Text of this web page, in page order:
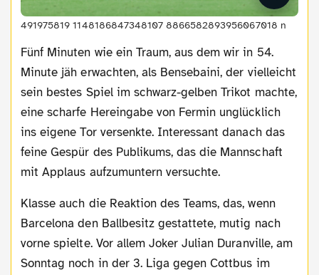
491975819 1148186847348107 8866582893956067018 n
Fünf Minuten wie ein Traum, aus dem wir in 54.
Minute jäh erwachten, als Bensebaini, der vielleicht
sein bestes Spiel im schwarz-gelben Trikot machte,
eine scharfe Hereingabe von Fermin unglücklich
ins eigene Tor versenkte. Interessant danach das
feine Gespür des Publikums, das die Mannschaft
mit Applaus aufzumuntern versuchte.
Klasse auch die Reaktion des Teams, das, wenn
Barcelona den Ballbesitz gestattete, mutig nach
vorne spielte. Vor allem Joker Julian Duranville, am
Sonntag noch in der 3. Liga gegen Cottbus im